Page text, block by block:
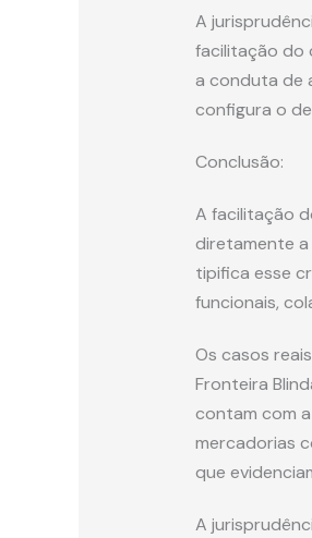
A
facilitação do
a conduta de
configura o
Conclusão:
A facilitação
diretamente a
tipifica esse
funcionais,
Os casos
Fronteira
contam com
mercadorias
que
A